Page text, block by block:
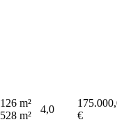
126 m²
528 m²
4,0
€